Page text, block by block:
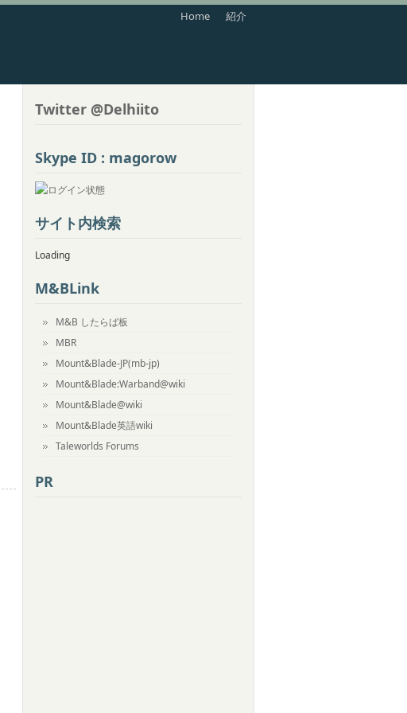
Home 紹介
Twitter @Delhiito
Skype ID : magorow
サイト内検索
Loading
M&BLink
M&B したらば板
MBR
Mount&Blade-JP(mb-jp)
Mount&Blade:Warband@wiki
Mount&Blade@wiki
Mount&Blade英語wiki
Taleworlds Forums
PR